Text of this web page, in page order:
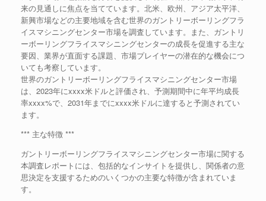
来の見通しに焦点を当てています。北米、欧州、アジア太平洋、
新興市場などの主要地域を含む世界のガントリーボーリングフラ
イスマシニングセンター市場を調査しています。また、ガントリ
ーボーリングフライスマシニングセンターの成長を促進する主な
要因、業界が直面する課題、市場プレイヤーの潜在的な機会につ
いても考察しています。
世界のガントリーボーリングフライスマシニングセンター市場
は、2023年にxxxx米ドルと評価され、予測期間中に年平均成長
率xxxx%で、2031年までにxxxx米ドルに達すると予測されてい
ます。
*** 主な特徴 ***
ガントリーボーリングフライスマシニングセンター市場に関する
本調査レポートには、包括的なインサイトを提供し、関係者の意
思決定を支援するためのいくつかの主要な特徴が含まれていま
す。